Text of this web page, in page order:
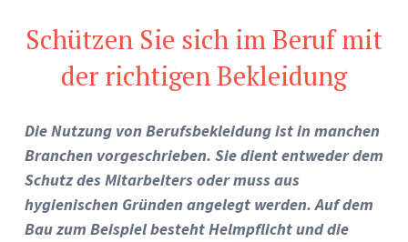
Schützen Sie sich im Beruf mit
der richtigen Bekleidung
Die Nutzung von Berufsbekleidung ist in manchen
Branchen vorgeschrieben. Sie dient entweder dem
Schutz des Mitarbeiters oder muss aus
hygienischen Gründen angelegt werden. Auf dem
Bau zum Beispiel besteht Helmpflicht und die